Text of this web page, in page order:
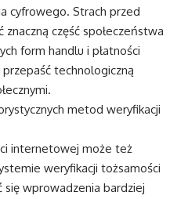
cyfrowego. Strach przed
część społeczeństwa
form handlu i płatności
technologiczną
metod weryfikacji
internetowej może też
weryfikacji tożsamości
wprowadzenia bardziej